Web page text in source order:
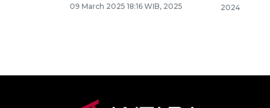
09 March 2025 18:16 WIB, 2025
2024